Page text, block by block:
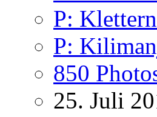
P:
P:
850
25. Juli